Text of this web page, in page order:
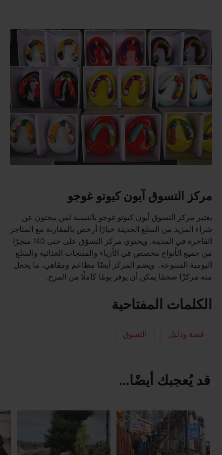
مركز التسوق آيون كيوتو غوجو
يعتبر مركز التسوق أيون كيوتو غوجو بالنسبة لمن يبحثون عن
شراء المزيد من السلع الحديثة خيارًا أرخص بالمقارنة مع المتاجر
الفاخرة في المدينة. ويحتوي مركز التسوّق على حتى 140 متجرًا
من جميع الأنواع تتخصص في الأزياء والمنتجات الغذائية والسلع
اليومية المتنوعة. ويضم المركز أيضًا مطاعم ومقاهي، ما يجعل
منه مركزًا ضخمًا يمكن أن يوفر يومًا كاملًا من المرح.
الكلمات المفتاحية
قصة ودليل التسوق
قد يُعجبك أيضًا...